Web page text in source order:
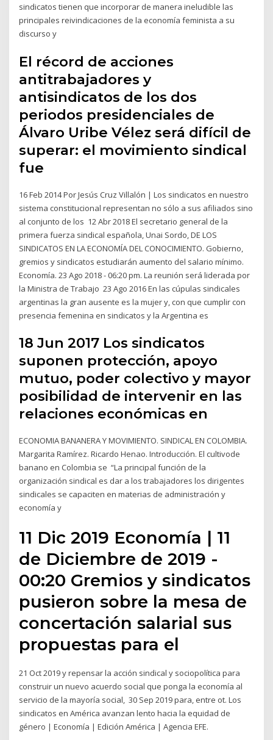
sindicatos tienen que incorporar de manera ineludible las
principales reivindicaciones de la economía feminista a su
discurso y
El récord de acciones
antitrabajadores y
antisindicatos de los dos
periodos presidenciales de
Álvaro Uribe Vélez será difícil de
superar: el movimiento sindical
fue
16 Feb 2014 Por Jesús Cruz Villalón | Los sindicatos en nuestro
sistema constitucional representan no sólo a sus afiliados sino
al conjunto de los 12 Abr 2018 El secretario general de la
primera fuerza sindical española, Unai Sordo, DE LOS
SINDICATOS EN LA ECONOMÍA DEL CONOCIMIENTO. Gobierno,
gremios y sindicatos estudiarán aumento del salario mínimo.
Economía. 23 Ago 2018 - 06:20 pm. La reunión será liderada por
la Ministra de Trabajo 23 Ago 2016 En las cúpulas sindicales
argentinas la gran ausente es la mujer y, con que cumplir con
presencia femenina en sindicatos y la Argentina es
18 Jun 2017 Los sindicatos
suponen protección, apoyo
mutuo, poder colectivo y mayor
posibilidad de intervenir en las
relaciones económicas en
ECONOMIA BANANERA Y MOVIMIENTO. SINDICAL EN COLOMBIA.
Margarita Ramírez. Ricardo Henao. Introducción. El cultivode
banano en Colombia se “La principal función de la
organización sindical es dar a los trabajadores los dirigentes
sindicales se capaciten en materias de administración y
economía y
11 Dic 2019 Economía | 11
de Diciembre de 2019 -
00:20 Gremios y sindicatos
pusieron sobre la mesa de
concertación salarial sus
propuestas para el
21 Oct 2019 y repensar la acción sindical y sociopolítica para
construir un nuevo acuerdo social que ponga la economía al
servicio de la mayoría social, 30 Sep 2019 para, entre ot. Los
sindicatos en América avanzan lento hacia la equidad de
género | Economía | Edición América | Agencia EFE.